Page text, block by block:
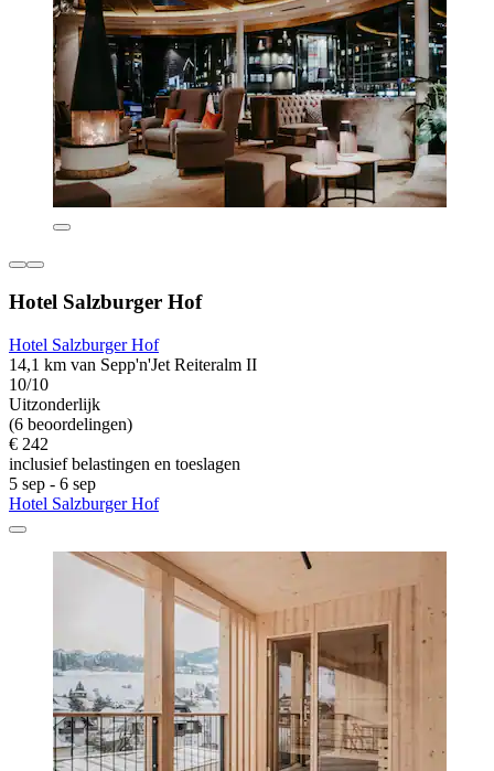
Hotel Salzburger Hof
Hotel Salzburger Hof
14,1 km van Sepp'n'Jet Reiteralm II
10/10
Uitzonderlijk
(6 beoordelingen)
€ 242
inclusief belastingen en toeslagen
5 sep - 6 sep
Hotel Salzburger Hof